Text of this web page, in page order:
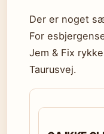
Der er noget
For
Jem & Fix
Taurusvej.